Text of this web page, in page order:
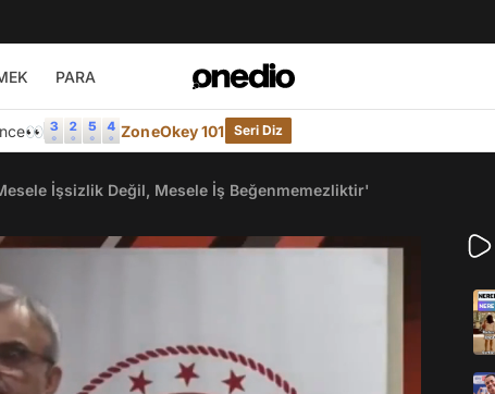
PARA
ZoneOkey 101 Seri Diz
İşsizlik Değil, Mesele İş Beğenmemezliktir'